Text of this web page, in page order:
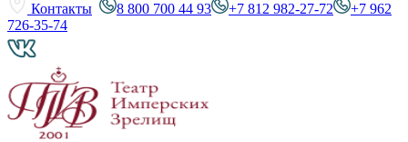
Контакты 8 800 700 44 93 +7 812 982-27-72
+7 962
726-35-74